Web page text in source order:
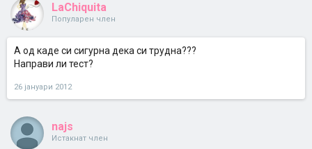
LaChiquita
Популарен член
А од каде си сигурна дека си трудна???
Направи ли тест?
26 јануари 2012
najs
Истакнат член